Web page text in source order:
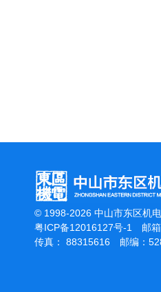
© 1998-2026 中山市东区机
粤ICP备12016127号-1
邮箱
传真： 88315616 邮编：